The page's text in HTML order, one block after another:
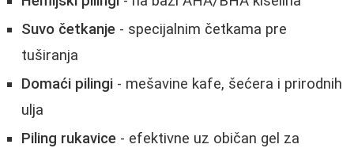
Suvo četkanje - specijalnim četkama pre
tuširanja
Domaći pilingi - mešavine kafe, šećera i prirodnih
ulja
Piling rukavice - efektivne uz običan gel za